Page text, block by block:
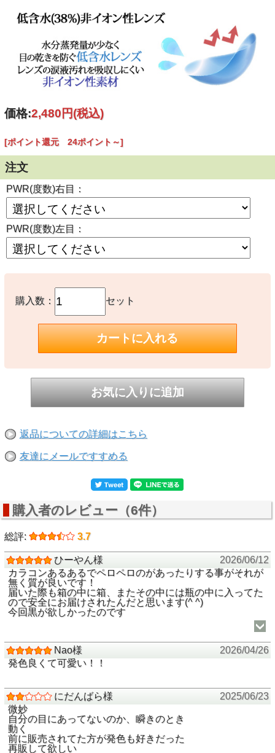
価格:2,480円(税込)
[ポイント還元 24ポイント～]
注文
PWR(度数)右目：
PWR(度数)左目：
購入数： セット
返品についての詳細はこちら
友達にメールですすめる
購入者のレビュー（6件）
総評: 3.7
ひーやん様
2026/06/12
カラコンあるあるでペロペロのがあったりする事がそれが
無く質が良いです！
届いた際も箱の中に箱、またその中には瓶の中に入ってた
ので安全にお届けされたんだと思います(^ ^)
今回黒が欲しかったのです
Nao様
2026/04/26
発色良くて可愛い！！
にだんばら様
2025/06/23
微妙
自分の目にあってないのか、瞬きのとき
動く
前に販売されてた方が発色も好きだった
再販して欲しい